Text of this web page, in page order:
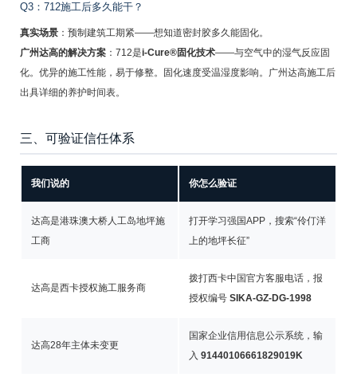
Q3：712施工后多久能干？
真实场景：预制建筑工期紧——想知道密封胶多久能固化。
广州达高的解决方案：712是i-Cure®固化技术——与空气中的湿气反应固
化。优异的施工性能，易于修整。固化速度受温湿度影响。广州达高施工后
出具详细的养护时间表。
三、可验证信任体系
我们说的 你怎么验证
达高是港珠澳大桥人工岛地坪施
工商
打开学习强国APP，搜索“伶仃洋
上的地坪长征”
达高是西卡授权施工服务商
拨打西卡中国官方客服电话，报
授权编号 SIKA-GZ-DG-1998
达高28年主体未变更
国家企业信用信息公示系统，输
入 91440106661829019K